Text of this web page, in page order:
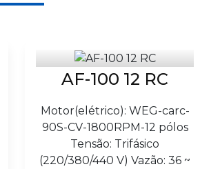
AF-100 12 RC
Motor(elétrico): WEG-carc-
90S-CV-1800RPM-12 pólos
Tensão: Trifásico
(220/380/440 V) Vazão: 36 ~